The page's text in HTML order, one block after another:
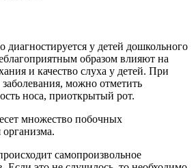
диагностируется у детей дошкольного
образом влияют на
и качество слуха у детей. При
можно отметить
носа, приоткрытый рот.
множество побочных
организма.
самопроизвольное